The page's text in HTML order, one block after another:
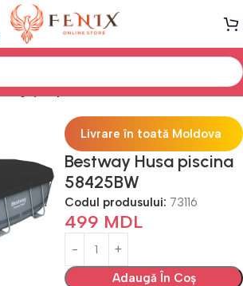
Îngrijire piscine
Livrare în toată Moldova
Bestway Husa piscina
58425BW
Codul produsului: 73116
499 MDL
Adaugă În Coș